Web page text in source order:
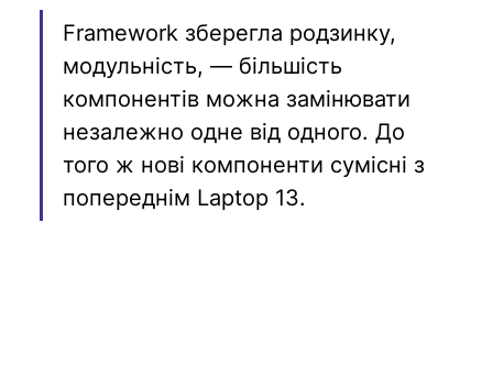
Framework зберегла родзинку,
модульність, — більшість
компонентів можна замінювати
незалежно одне від одного. До
того ж нові компоненти сумісні з
попереднім Laptop 13.